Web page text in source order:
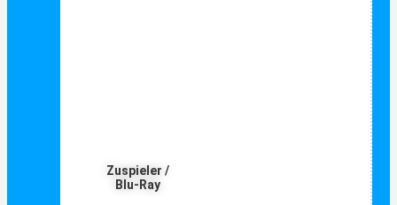
Zuspieler /
Blu-Ray